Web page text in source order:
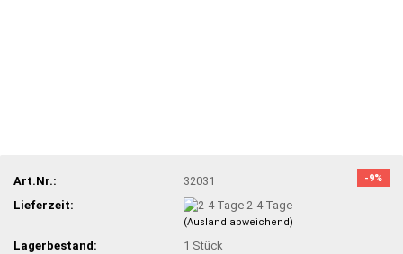
-9%
Art.Nr.:
32031
Lieferzeit:
2-4 Tage
(Ausland abweichend)
Lagerbestand: 1 Stück